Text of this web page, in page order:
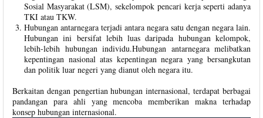
Sosial Masyarakat (LSM), sekelompok pencari kerja seperti adanya
TKI atau TKW.
Hubungan antarnegara terjadi antara negara satu dengan negara lain.
Hubungan ini bersifat lebih luas daripada hubungan kelompok,
lebih-lebih hubungan individu.Hubungan antarnegara melibatkan
kepentingan nasional atas kepentingan negara yang bersangkutan
dan politik luar negeri yang dianut oleh negara itu.
Berkaitan dengan pengertian hubungan internasional, terdapat berbagai
pandangan para ahli yang mencoba memberikan makna terhadap
konsep hubungan internasional.